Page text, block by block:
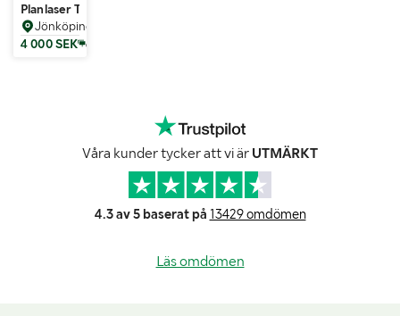
Planlaser Topcon RL-H5A, RL-H4A
Jönköping
4 000 SEK 6
Våra kunder tycker att vi är UTMÄRKT
4.3 av 5 baserat på 13429 omdömen
Läs omdömen